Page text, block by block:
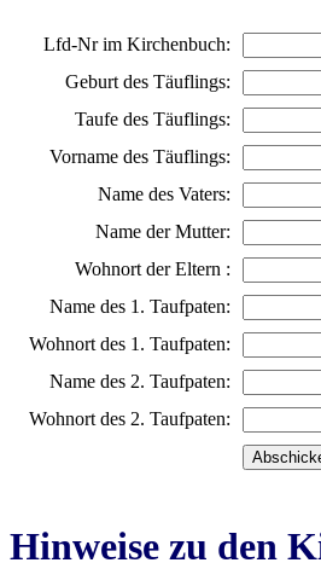
Lfd-Nr im Kirchenbuch:
Geburt des Täuflings:
Taufe des Täuflings:
Vorname des Täuflings:
Name des Vaters:
Name der Mutter:
Wohnort der Eltern :
Name des 1. Taufpaten:
Wohnort des 1. Taufpaten:
Name des 2. Taufpaten:
Wohnort des 2. Taufpaten:
Hinweise zu den